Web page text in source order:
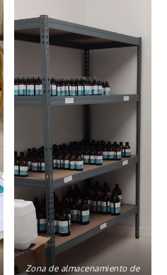
Zona de almacenamiento de